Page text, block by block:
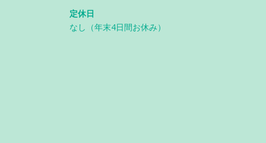
定休日
なし（年末4日間お休み）